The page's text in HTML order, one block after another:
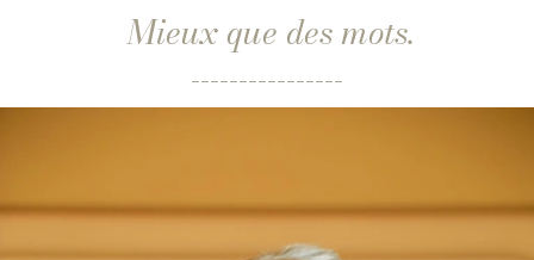
Mieux que des mots.